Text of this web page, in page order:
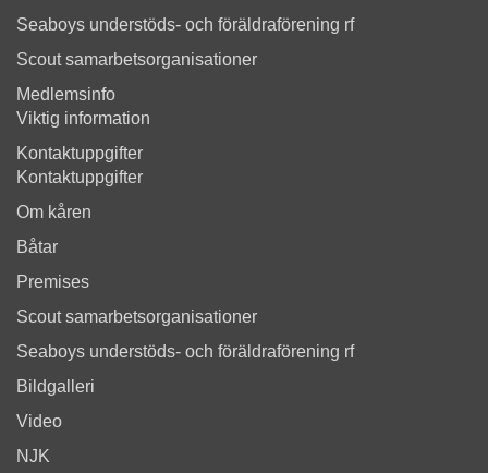
Seaboys understöds- och föräldraförening rf
Scout samarbetsorganisationer
Medlemsinfo
Viktig information
Kontaktuppgifter
Kontaktuppgifter
Om kåren
Båtar
Premises
Scout samarbetsorganisationer
Seaboys understöds- och föräldraförening rf
Bildgalleri
Video
NJK